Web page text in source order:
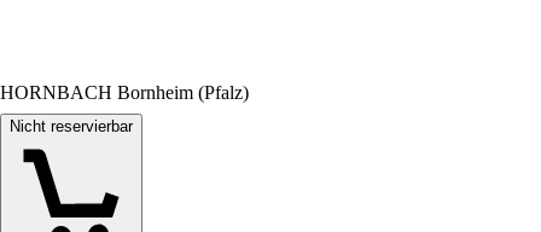
HORNBACH Bornheim (Pfalz)
Nicht reservierbar